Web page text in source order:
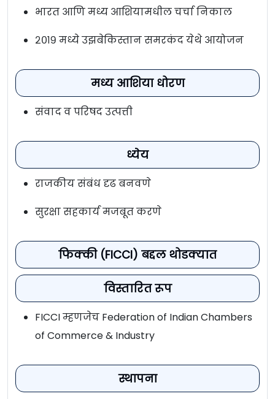
भारत आणि मध्य आशियामधील चर्चा निकाल
२०१९ मध्ये उझबेकिस्तान समरकंद येथे आयोजन
मध्य आशिया धोरण
संवाद व परिषद उत्पत्ती
ध्येय
राजकीय संबंध दृढ बनवणे
सुरक्षा सहकार्य मजबूत करणे
फिक्की (FICCI) बद्दल थोडक्यात
विस्तारित रूप
FICCI म्हणजेच Federation of Indian Chambers
of Commerce & Industry
स्थापना